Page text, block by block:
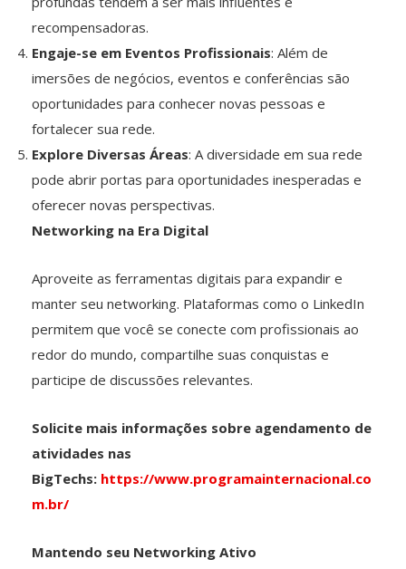
recompensadoras.
Engaje-se em Eventos Profissionais: Além de
imersões de negócios, eventos e conferências são
oportunidades para conhecer novas pessoas e
fortalecer sua rede.
Explore Diversas Áreas: A diversidade em sua rede
pode abrir portas para oportunidades inesperadas e
oferecer novas perspectivas.
Networking na Era Digital
Aproveite as ferramentas digitais para expandir e
manter seu networking. Plataformas como o LinkedIn
permitem que você se conecte com profissionais ao
redor do mundo, compartilhe suas conquistas e
participe de discussões relevantes.
Solicite mais informações sobre agendamento de
atividades nas
BigTechs: https://www.programainternacional.co
m.br/
Mantendo seu Networking Ativo